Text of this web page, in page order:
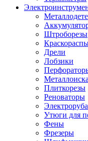
Штроборезы
Дрели
Лобзики
Плиткорезы
Реноваторы
Утюги для
Фены
Фрезеры